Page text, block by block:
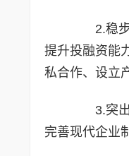
2.稳步
提升投融资能
私合作、设立
3.突出
完善现代企业